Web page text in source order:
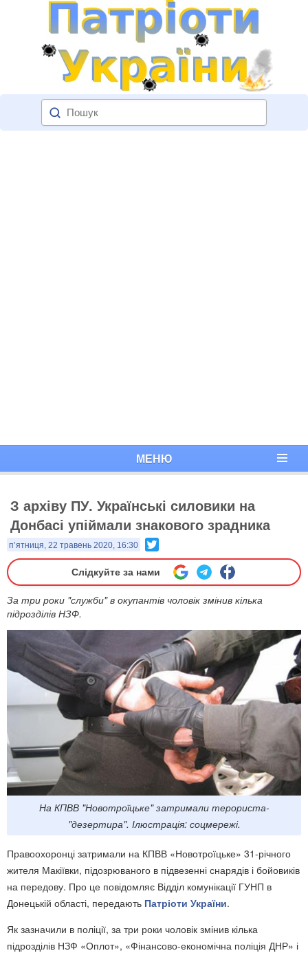
МЕНЮ
З архіву ПУ. Українські силовики на
Донбасі упіймали знакового зрадника
п’ятниця, 22 травень 2020, 16:30
Слідкуйте за нами
За три роки "служби" в окупантів чоловік змінив кілька
підрозділів НЗФ.
На КПВВ "Новотроїцьке" затримали терориста-
"дезертира". Ілюстрація: соцмережі.
Правоохоронці затримали на КПВВ «Новотроїцьке» 31-річного
жителя Макіївки, підозрюваного в підвезенні снарядів і бойовиків
на передову. Про це повідомляє Відділ комунікації ГУНП в
Донецькій області, передають Патріоти України.
Як зазначили в поліції, за три роки чоловік змінив кілька
підрозділів НЗФ «Оплот», «Фінансово-економічна поліція ДНР» і